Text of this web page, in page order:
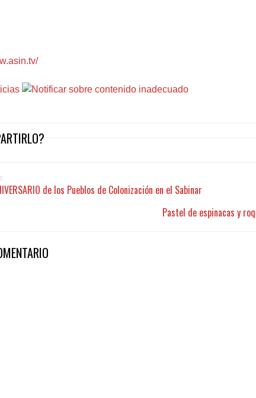
de los Pueblos de Colonización en el Sabinar
Pastel de espinacas y